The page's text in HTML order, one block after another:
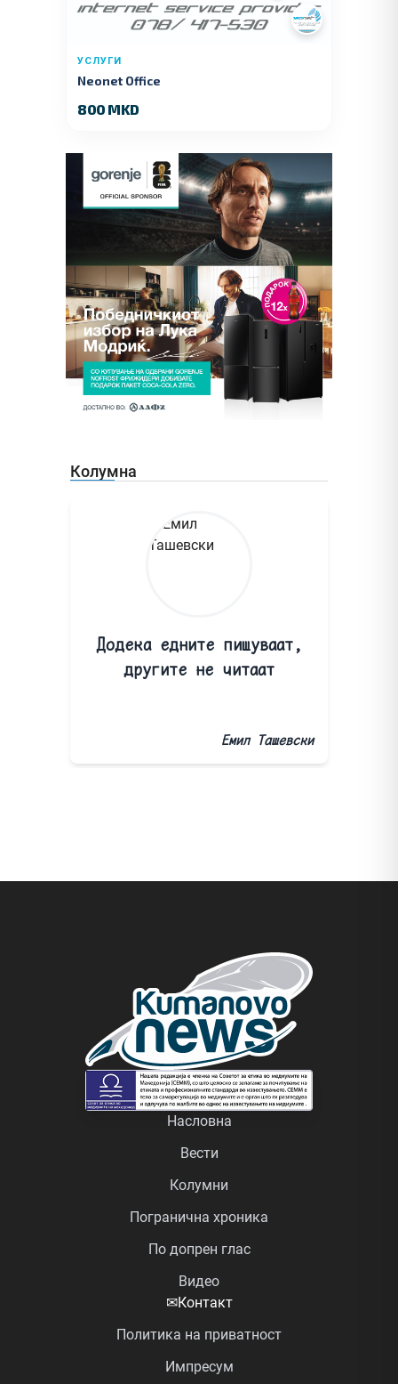
УСЛУГИ
Neonet Office
800 MKD
Колумна
Додека едните пишуваат,
другите не читаат
Емил Ташевски
Насловна
Вести
Колумни
Погранична хроника
По допрен глас
Видео
✉Контакт
Политика на приватност
Импресум